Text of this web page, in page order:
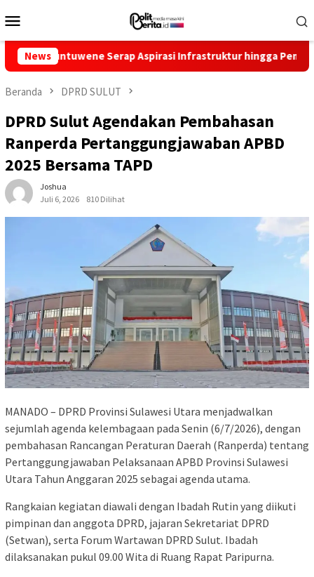
ke
Mobile
NewsSerap Aspirasi Infrastruktur hingga Pemberdayaan
Beranda DPRD SULUT
DPRD Sulut Agendakan Pembahasan
Ranperda Pertanggungjawaban APBD
2025 Bersama TAPD
Joshua
Juli 6, 2026
810 Dilihat
MANADO – DPRD Provinsi Sulawesi Utara menjadwalkan
sejumlah agenda kelembagaan pada Senin (6/7/2026), dengan
pembahasan Rancangan Peraturan Daerah (Ranperda) tentang
Pertanggungjawaban Pelaksanaan APBD Provinsi Sulawesi
Utara Tahun Anggaran 2025 sebagai agenda utama.
Rangkaian kegiatan diawali dengan Ibadah Rutin yang diikuti
pimpinan dan anggota DPRD, jajaran Sekretariat DPRD
(Setwan), serta Forum Wartawan DPRD Sulut. Ibadah
dilaksanakan pukul 09.00 Wita di Ruang Rapat Paripurna.